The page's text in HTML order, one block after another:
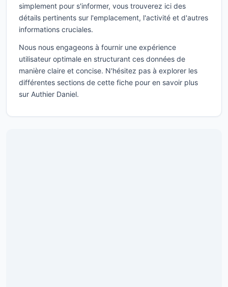
simplement pour s'informer, vous trouverez ici des
détails pertinents sur l'emplacement, l'activité et d'autres
informations cruciales.
Nous nous engageons à fournir une expérience
utilisateur optimale en structurant ces données de
manière claire et concise. N'hésitez pas à explorer les
différentes sections de cette fiche pour en savoir plus
sur Authier Daniel.